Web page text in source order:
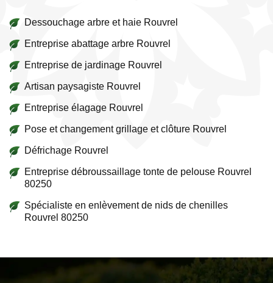
Dessouchage arbre et haie Rouvrel
Entreprise abattage arbre Rouvrel
Entreprise de jardinage Rouvrel
Artisan paysagiste Rouvrel
Entreprise élagage Rouvrel
Pose et changement grillage et clôture Rouvrel
Défrichage Rouvrel
Entreprise débroussaillage tonte de pelouse Rouvrel
80250
Spécialiste en enlèvement de nids de chenilles
Rouvrel 80250